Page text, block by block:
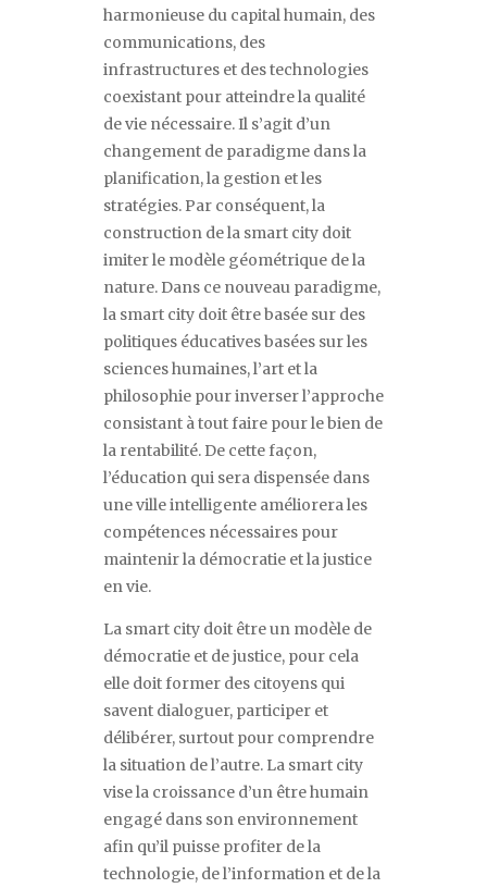
harmonieuse du capital humain, des
communications, des
infrastructures et des technologies
coexistant pour atteindre la qualité
de vie nécessaire. Il s’agit d’un
changement de paradigme dans la
planification, la gestion et les
stratégies. Par conséquent, la
construction de la smart city doit
imiter le modèle géométrique de la
nature. Dans ce nouveau paradigme,
la smart city doit être basée sur des
politiques éducatives basées sur les
sciences humaines, l’art et la
philosophie pour inverser l’approche
consistant à tout faire pour le bien de
la rentabilité. De cette façon,
l’éducation qui sera dispensée dans
une ville intelligente améliorera les
compétences nécessaires pour
maintenir la démocratie et la justice
en vie.
La smart city doit être un modèle de
démocratie et de justice, pour cela
elle doit former des citoyens qui
savent dialoguer, participer et
délibérer, surtout pour comprendre
la situation de l’autre. La smart city
vise la croissance d’un être humain
engagé dans son environnement
afin qu’il puisse profiter de la
technologie, de l’information et de la